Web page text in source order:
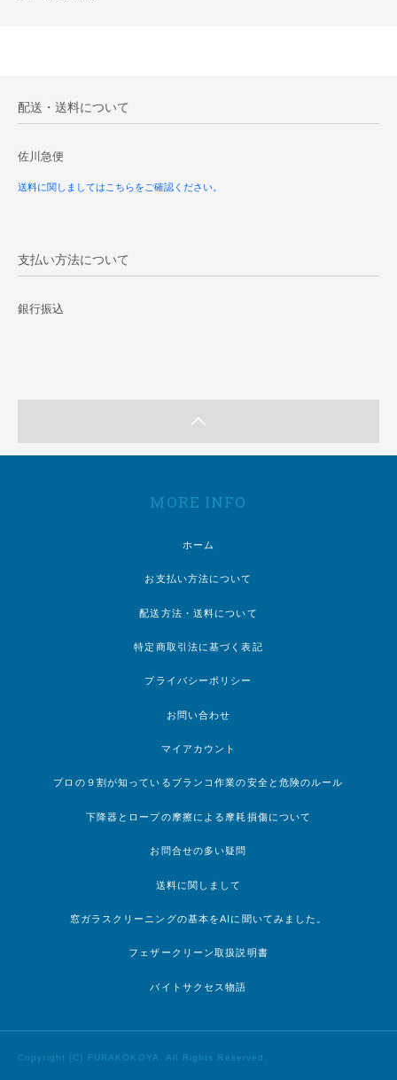
配送・送料について
佐川急便
送料に関しましてはこちらをご確認ください。
支払い方法について
銀行振込
MORE INFO
ホーム
お支払い方法について
配送方法・送料について
特定商取引法に基づく表記
プライバシーポリシー
お問い合わせ
マイアカウント
プロの９割が知っているブランコ作業の安全と危険のルール
下降器とロープの摩擦による摩耗損傷について
お問合せの多い疑問
送料に関しまして
窓ガラスクリーニングの基本をAIに聞いてみました。
フェザークリーン取扱説明書
バイトサクセス物語
Copyright (C) FURAKOKOYA. All Rights Reserved.